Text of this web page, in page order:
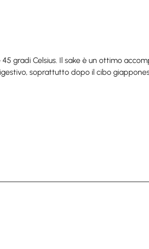
gradi Celsius. Il sake è un ottimo
soprattutto dopo il cibo